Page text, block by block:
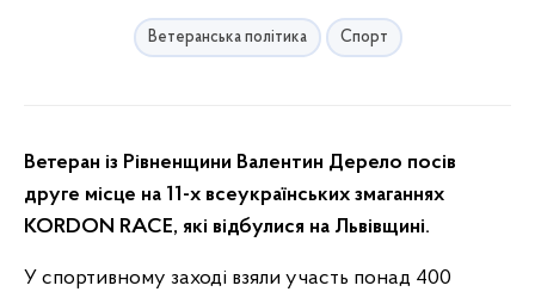
Ветеранська політика Спорт
Ветеран із Рівненщини Валентин Дерело посів
друге місце на 11-х всеукраїнських змаганнях
KORDON RACE, які відбулися на Львівщині.
У спортивному заході взяли участь понад 400